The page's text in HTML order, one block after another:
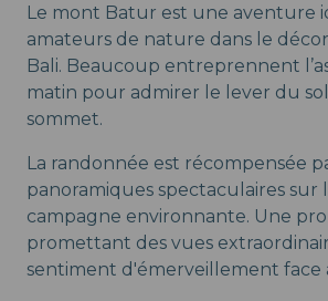
Le mont Batur est une aventure
amateurs de nature dans le
Bali. Beaucoup entreprennent
matin pour admirer le lever du
sommet.
La randonnée est récompensée
panoramiques spectaculaires sur
campagne environnante. Une
promettant des vues
sentiment d'émerveillement face